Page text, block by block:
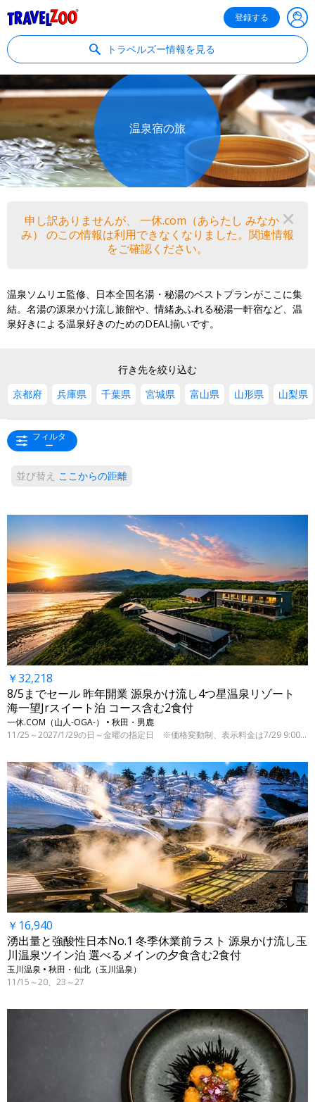
登録する
トラベルズー情報を見る
温泉宿の旅
申し訳ありませんが、 一休.com（あらたし みなか
み） のこの情報は利用できなくなりました。関連情報
をご確認ください。
温泉ソムリエ監修、日本全国名湯・秘湯のベストプランがここに集
結。名湯の源泉かけ流し旅館や、情緒あふれる秘湯一軒宿など、温
泉好きによる温泉好きのためのDEAL揃いです。
行き先を絞り込む
京都府
兵庫県 千葉県 宮城県 富山県 山形県 山梨県
フィルタ
ー
並び替え ここからの距離
￥32,218
8/5までセール 昨年開業 源泉かけ流し4つ星温泉リゾート
海一望Jrスイート泊 コース含む2食付
一休.COM（山人-OGA-） • 秋田・男鹿
11/25～2027/1/29の日～金曜の指定日 ※価格変動制、表示料金は7/29 9:00時点
￥16,940
湧出量と強酸性日本No.1 冬季休業前ラスト 源泉かけ流し玉
川温泉ツイン泊 選べるメインの夕食含む2食付
玉川温泉 • 秋田・仙北（玉川温泉）
11/15～20、23～27